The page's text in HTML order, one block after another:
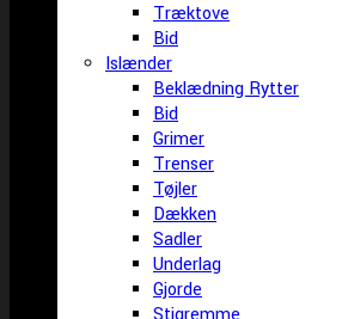
Træktove
Bid
Islænder
Beklædning Rytter
Bid
Grimer
Trenser
Tøjler
Dækken
Sadler
Underlag
Gjorde